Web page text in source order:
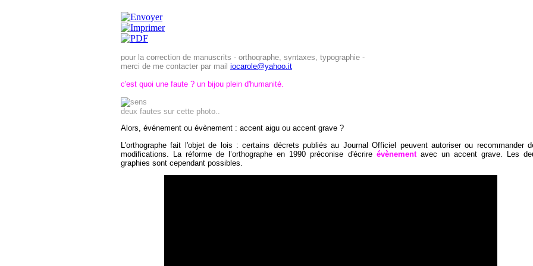
pour la correction de manuscrits - orthographe, syntaxes, typographie -
merci de me contacter par mail iocarole@yahoo.it
c'est quoi une faute ? un bijou plein d'humanité.
deux fautes sur cette photo..
Alors, événement ou évènement : accent aigu ou accent grave ?
L'orthographe fait l'objet de lois : certains décrets publiés au Journal Officiel peuvent autoriser ou recommander
modifications. La réforme de l’orthographe en 1990 préconise d'écrire évènementavec un accent grave. Les
graphies sont cependant possibles.